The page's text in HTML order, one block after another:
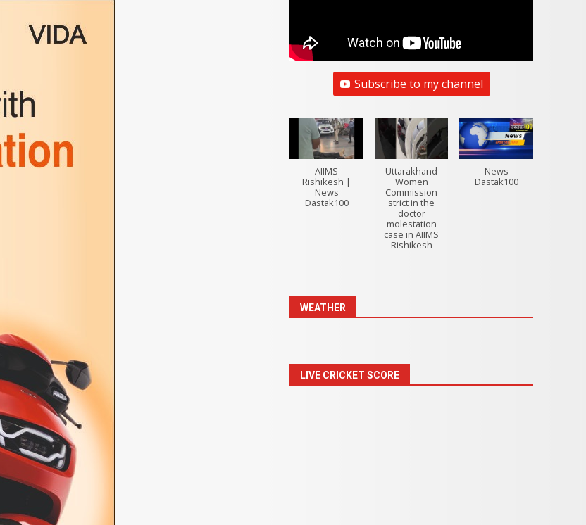
Subscribe to my channel
AIIMS
Rishikesh |
News
Dastak100
Uttarakhand
Women
Commission
strict in the
doctor
molestation
case in AIIMS
Rishikesh
News
Dastak100
WEATHER
LIVE CRICKET SCORE